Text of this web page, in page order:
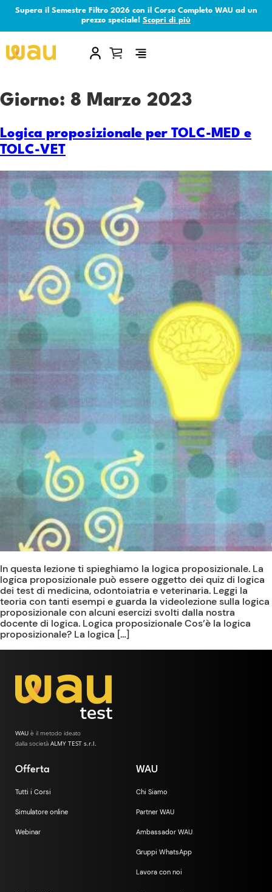
Supera il Semestre Filtro 2026 con il Corso Completo WAU ad un
prezzo speciale! Scopri di più
×
Giorno: 8 Marzo 2023
Logica proposizionale per TOLC-MED e
TOLC-VET
In questa lezione ti spieghiamo la logica proposizionale. La
logica proposizionale può essere oggetto dei quiz di logica
dei test di medicina, odontoiatria e veterinaria. Leggi la
teoria con tanti esempi e guarda la videolezione sulla logica
proposizionale con alcuni esercizi svolti dalla nostra
docente di logica. Logica proposizionale Cos’è la logica
proposizionale? La logica […]
WAU è il metodo ideato
dalla società ALMY TEST s.r.l.
Offerta
Tutti i Corsi
Simulatore online
Webinar
WAU
Chi Siamo
Partner WAU
Ambassador WAU
Gruppi WhatsApp
Lavora con noi